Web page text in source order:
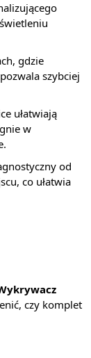
gdzie
szybciej
ułatwiają
w
od
co ułatwia
czy komplet